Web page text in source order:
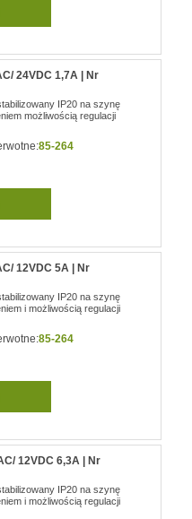
24VDC 1,7A | Nr
IP20 na szynę
możliwością regulacji
85-264
12VDC 5A | Nr
IP20 na szynę
i możliwością regulacji
85-264
12VDC 6,3A | Nr
IP20 na szynę
i możliwością regulacji